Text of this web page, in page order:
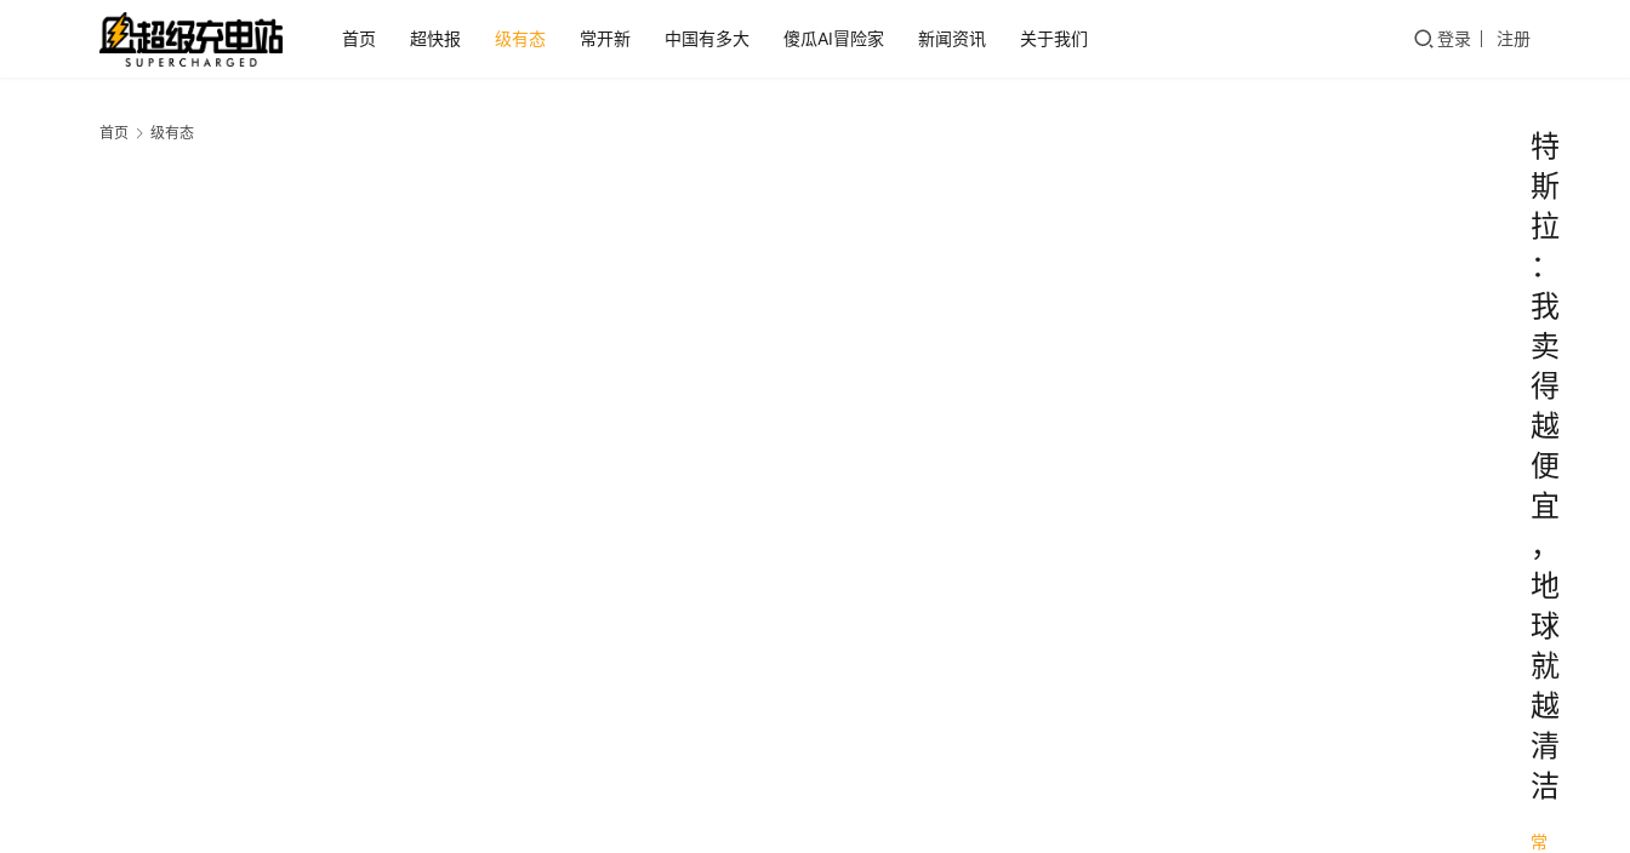
首页 超快报 级有态 常开新 中国有多大 傻瓜AI冒险家 新闻资讯 关于我们 登录 注册
首页 级有态
特
斯
拉
：
我
卖
得
越
便
宜
，
地
球
就
越
清
洁
常